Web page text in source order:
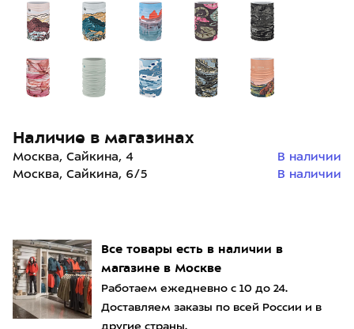
Все товары есть в наличии в
магазине в Москве
Работаем ежедневно с 10 до 24.
Доставляем заказы по всей России и в
другие страны.
Наличие в магазинах
Москва, Сайкина, 4
В наличии
Москва, Сайкина, 6/5
В наличии